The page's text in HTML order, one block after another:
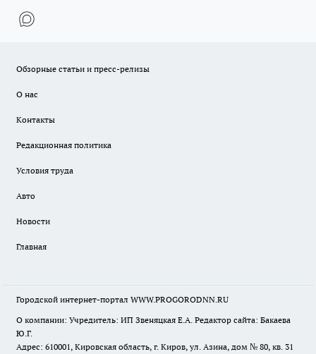
Обзорные статьи и пресс-релизы
О нас
Контакты
Редакционная политика
Условия труда
Авто
Новости
Главная
Городской интернет-портал WWW.PROGORODNN.RU
О компании: Учредитель: ИП Звеняцкая Е.А. Редактор сайта: Бакаева
Ю.Г.
Адрес: 610001, Кировская область, г. Киров, ул. Азина, дом № 80, кв. 31